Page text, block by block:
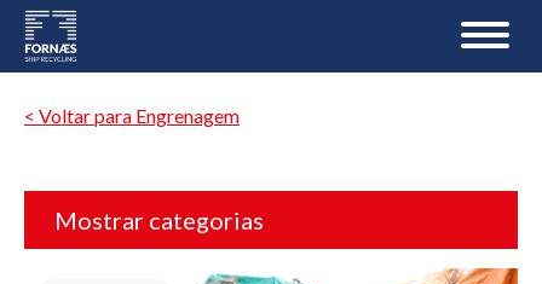
< Voltar para Engrenagem
Mostrar categorias